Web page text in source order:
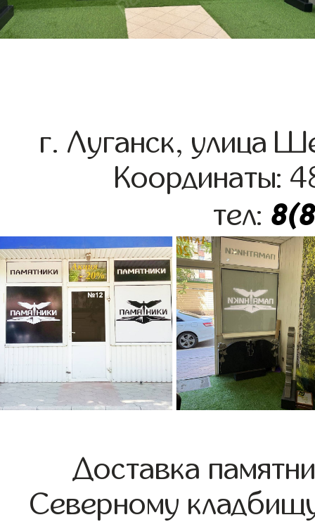
г. Луганск, улица
Координаты:
тел:
Доставка
Северному